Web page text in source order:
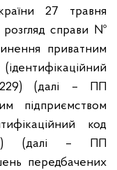
27 травня
справи №
приватним
(далі – ПП
підприємством
код
(далі – ПП
передбачених